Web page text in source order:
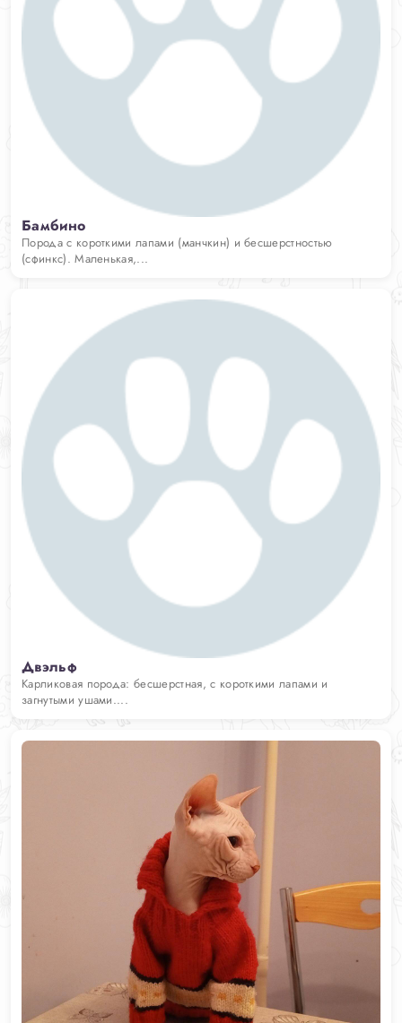
Бамбино
Порода с короткими лапами (манчкин) и бесшерстностью
(сфинкс). Маленькая,...
Двэльф
Карликовая порода: бесшерстная, с короткими лапами и
загнутыми ушами....